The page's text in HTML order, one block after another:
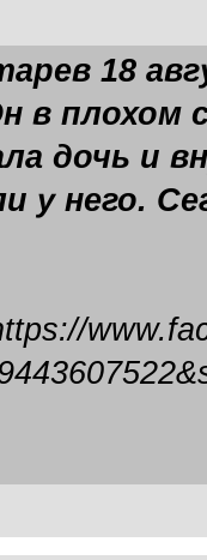
18
в плохом
дочь и
у него.